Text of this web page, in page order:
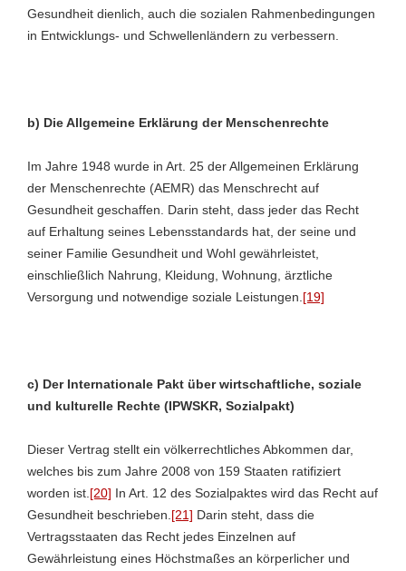
Gesundheit dienlich, auch die sozialen Rahmenbedingungen
in Entwicklungs- und Schwellenländern zu verbessern.
b) Die Allgemeine Erklärung der Menschenrechte
Im Jahre 1948 wurde in Art. 25 der Allgemeinen Erklärung
der Menschenrechte (AEMR) das Menschrecht auf
Gesundheit geschaffen. Darin steht, dass jeder das Recht
auf Erhaltung seines Lebensstandards hat, der seine und
seiner Familie Gesundheit und Wohl gewährleistet,
einschließlich Nahrung, Kleidung, Wohnung, ärztliche
Versorgung und notwendige soziale Leistungen. [19]
c) Der Internationale Pakt über wirtschaftliche, soziale
und kulturelle Rechte (IPWSKR, Sozialpakt)
Dieser Vertrag stellt ein völkerrechtliches Abkommen dar,
welches bis zum Jahre 2008 von 159 Staaten ratifiziert
worden ist. [20] In Art. 12 des Sozialpaktes wird das Recht auf
Gesundheit beschrieben. [21] Darin steht, dass die
Vertragsstaaten das Recht jedes Einzelnen auf
Gewährleistung eines Höchstmaßes an körperlicher und